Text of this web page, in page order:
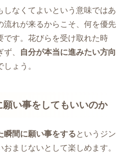
しなくてよいという意味ではあ
流れが来るからこそ、何を優先
です。花びらを受け取れた時
、
自分が本当に進みたい方向
ょう。
い事をしてもいいのか
瞬間に願い事をするというジン
まじないとして楽しめます。